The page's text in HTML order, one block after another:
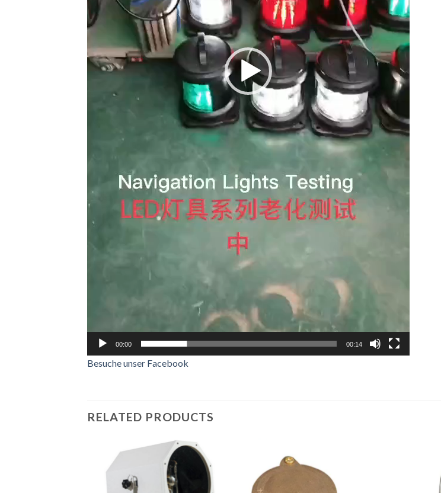
00:00 00:14
Besuche unser Facebook
RELATED PRODUCTS